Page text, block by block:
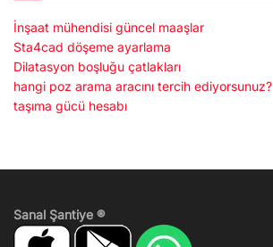
İnşaat mühendisi güncel maaşlar
Sta4cad döşeme ayarlama
Dilatasyon boşluğu çatlakları
hangi poz arama aracını tercih ediyorsunuz?
taşıma gücü hesabı
Sanal Şantiye ®